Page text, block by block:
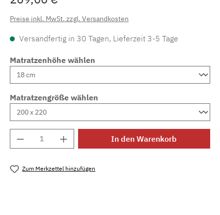
Preise inkl. MwSt. zzgl. Versandkosten
Versandfertig in 30 Tagen, Lieferzeit 3-5 Tage
Matratzenhöhe wählen
Matratzengröße wählen
Produkt Anzahl: Gib den gewünschten
In den Warenkorb
Zum Merkzettel hinzufügen